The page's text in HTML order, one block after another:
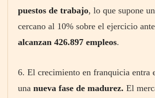
puestos de trabajo, lo que supone
cercano al 10% sobre el ejercicio
alcanzan 426.897 empleos.
6. El crecimiento en franquicia entra
una nueva fase de madurez. El